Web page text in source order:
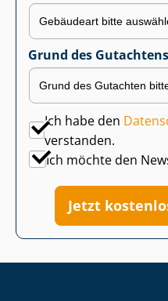
Grund des Gutachtens
Ich habe den
verstanden.
Ich möchte den
Jetzt